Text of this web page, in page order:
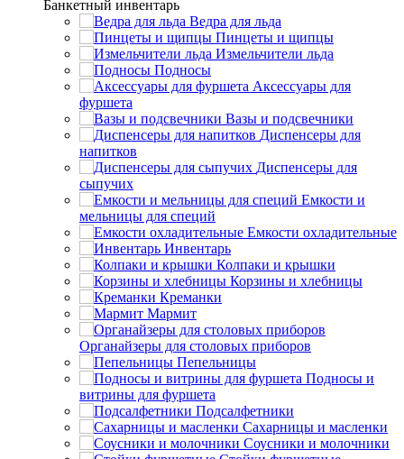
Банкетный инвентарь
Ведра для льда
Пинцеты и щипцы
Измельчители льда
Подносы
Аксессуары для
фуршета
Вазы и подсвечники
Диспенсеры для
напитков
Диспенсеры для
сыпучих
Емкости и
мельницы для специй
Емкости охладительные
Инвентарь
Колпаки и крышки
Корзины и хлебницы
Креманки
Мармит
Органайзеры для столовых приборов
Пепельницы
Подносы и
витрины для фуршета
Подсалфетники
Сахарницы и масленки
Соусники и молочники